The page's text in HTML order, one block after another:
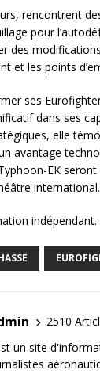
rencontrent
pour
des
et les points
ses
dans ses
elle
avantage
EK
international.
indépendant.
2510
un site